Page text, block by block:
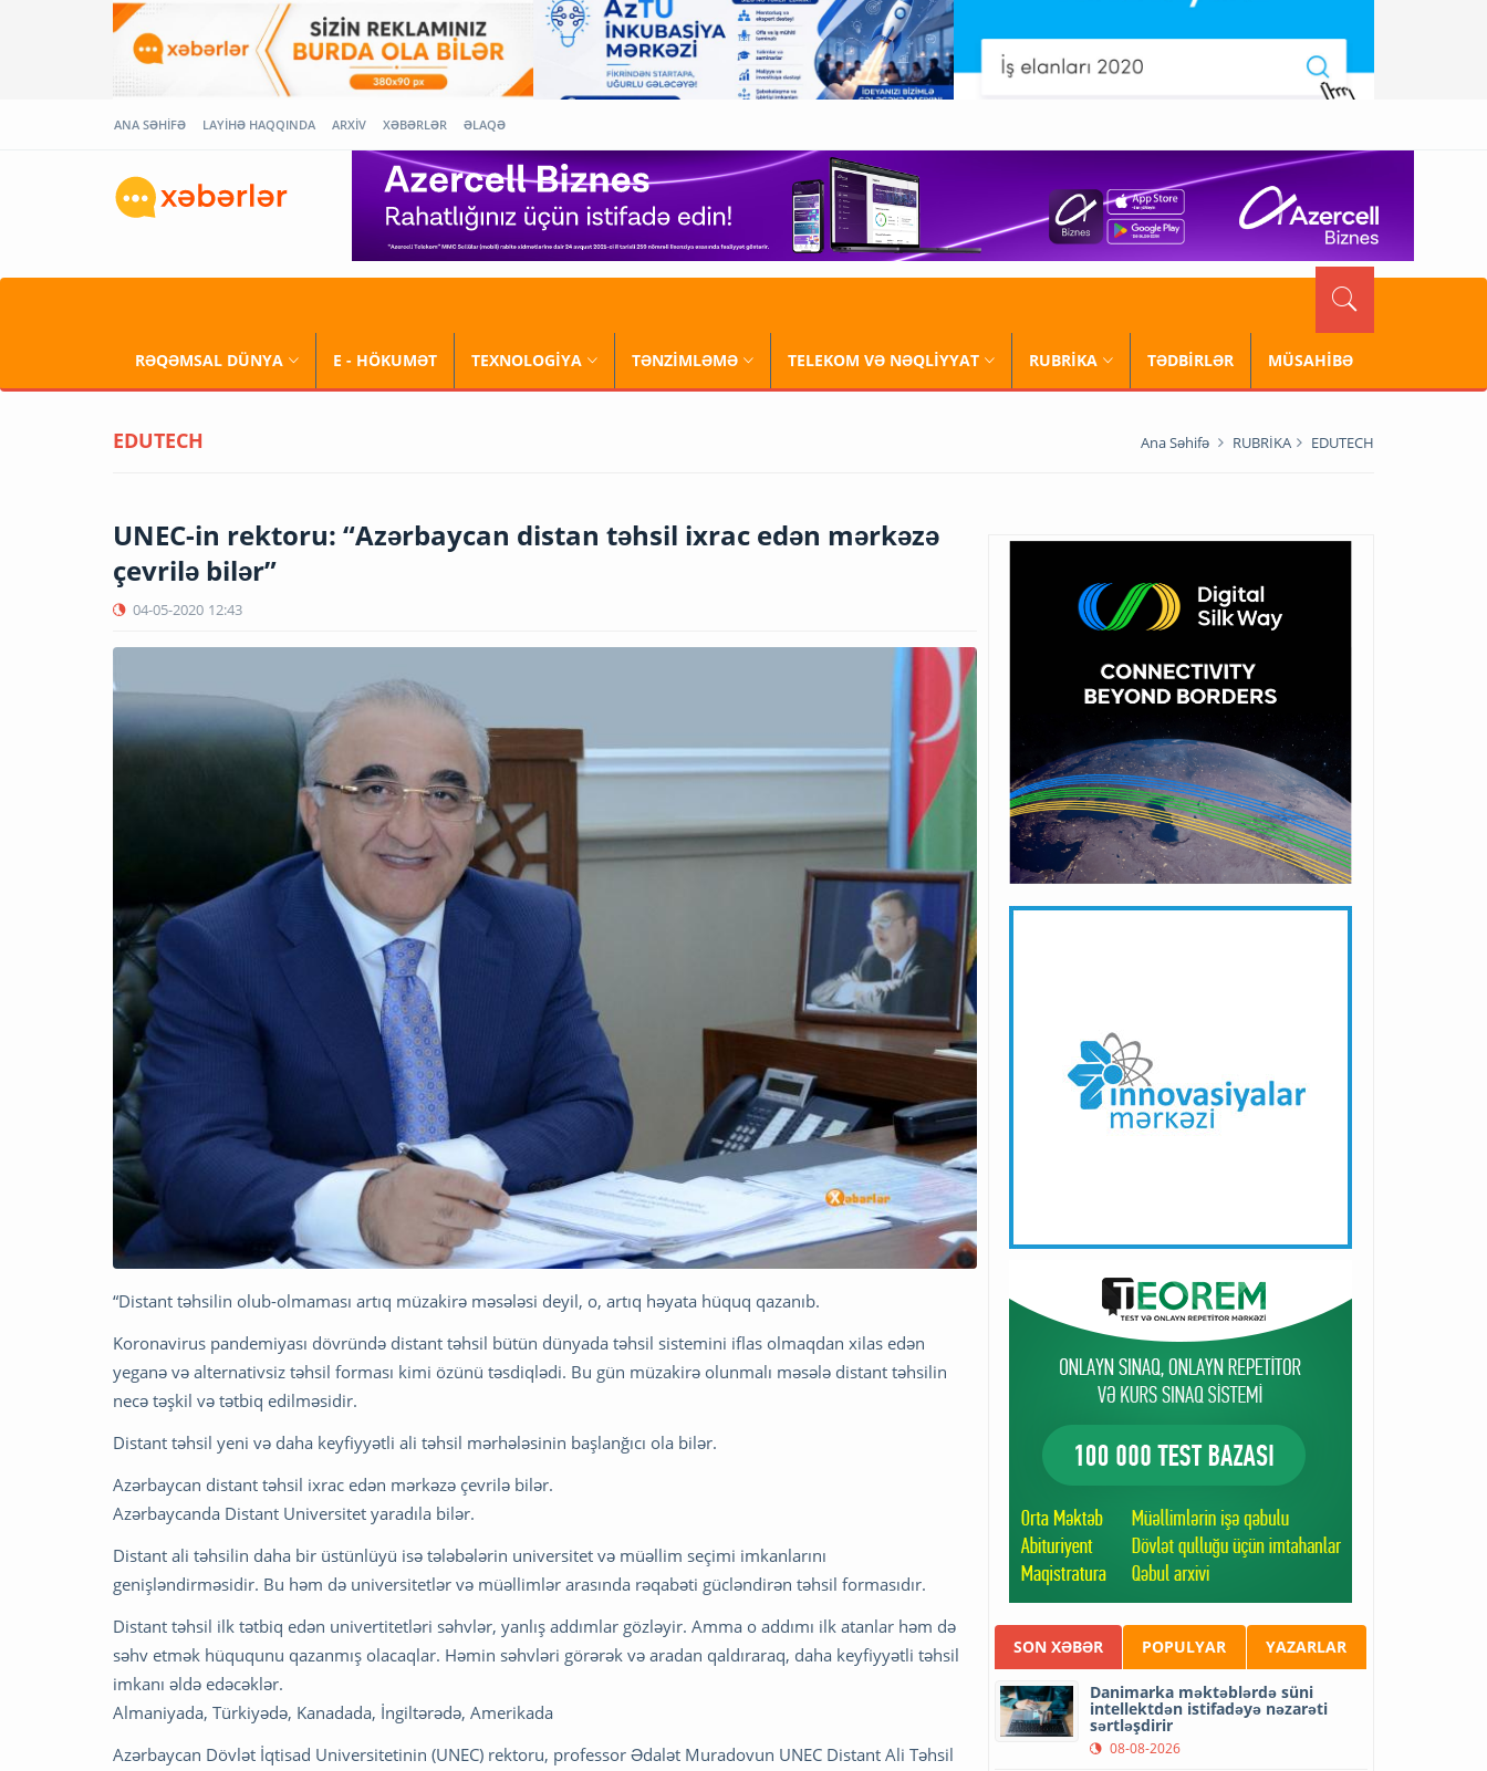
ANA SƏHİFƏ LAYİHƏ HAQQINDA ARXİV XƏBƏRLƏR ƏLAQƏ
RƏQƏMSAL DÜNYA E - HÖKUMƏT TEXNOLOGİYA TƏNZİMLƏMƏ TELEKOM VƏ NƏQLİYYAT RUBRİKA TƏDBİRLƏR MÜSAHİBƏ
EDUTECH Ana Səhifə RUBRİKA EDUTECH
UNEC-in rektoru: “Azərbaycan distan təhsil ixrac edən mərkəzə
çevrilə bilər”
04-05-2020 12:43
“Distant təhsilin olub-olmaması artıq müzakirə məsələsi deyil, o, artıq həyata hüquq qazanıb.
Koronavirus pandemiyası dövründə distant təhsil bütün dünyada təhsil sistemini iflas olmaqdan xilas edən
yeganə və alternativsiz təhsil forması kimi özünü təsdiqlədi. Bu gün müzakirə olunmalı məsələ distant təhsilin
necə təşkil və tətbiq edilməsidir.
Distant təhsil yeni və daha keyfiyyətli ali təhsil mərhələsinin başlanğıcı ola bilər.
Azərbaycan distant təhsil ixrac edən mərkəzə çevrilə bilər.
Azərbaycanda Distant Universitet yaradıla bilər.
Distant ali təhsilin daha bir üstünlüyü isə tələbələrin universitet və müəllim seçimi imkanlarını
genişləndirməsidir. Bu həm də universitetlər və müəllimlər arasında rəqabəti gücləndirən təhsil formasıdır.
Distant təhsil ilk tətbiq edən univertitetləri səhvlər, yanlış addımlar gözləyir. Amma o addımı ilk atanlar həm də
səhv etmək hüququnu qazanmış olacaqlar. Həmin səhvləri görərək və aradan qaldıraraq, daha keyfiyyətli təhsil
imkanı əldə edəcəklər.
Almaniyada, Türkiyədə, Kanadada, İngiltərədə, Amerikada ‬
Azərbaycan Dövlət İqtisad Universitetinin (UNEC) rektoru, professor Ədalət Muradovun UNEC Distant Ali Təhsil
SON XƏBƏR POPULYAR YAZARLAR
Danimarka məktəblərdə süni
intellektdən istifadəyə nəzarəti
sərtləşdirir
08-08-2026